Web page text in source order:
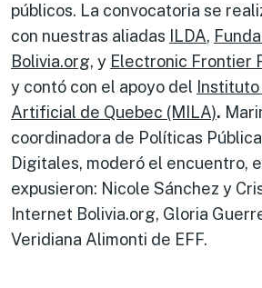
públicos. La convocatoria se
con nuestras aliadas
ILDA,
Bolivia.org, y Electronic Frontier
y contó con el apoyo del
Artificial de Quebec (MILA).
coordinadora de Políticas
Digitales, moderó el encuentro,
expusieron: Nicole Sánchez y
Internet Bolivia.org, Gloria
Veridiana Alimonti de EFF.